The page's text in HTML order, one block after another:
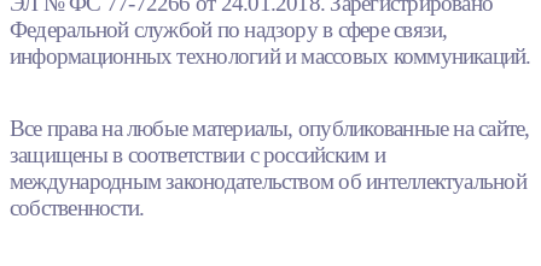
Федеральной службой по надзору в сфере связи,
информационных технологий и массовых коммуникаций.
Все права на любые материалы, опубликованные на сайте,
защищены в соответствии с российским и
международным законодательством об интеллектуальной
собственности.